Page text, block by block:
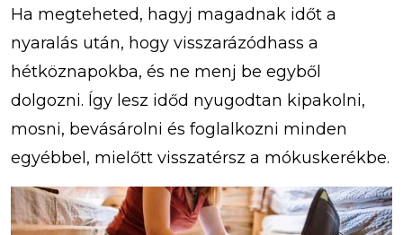
Ha megteheted, hagyj magadnak időt a
nyaralás után, hogy visszarázódhass a
hétköznapokba, és ne menj be egyből
dolgozni. Így lesz időd nyugodtan kipakolni,
mosni, bevásárolni és foglalkozni minden
egyébbel, mielőtt visszatérsz a mókuskerékbe.